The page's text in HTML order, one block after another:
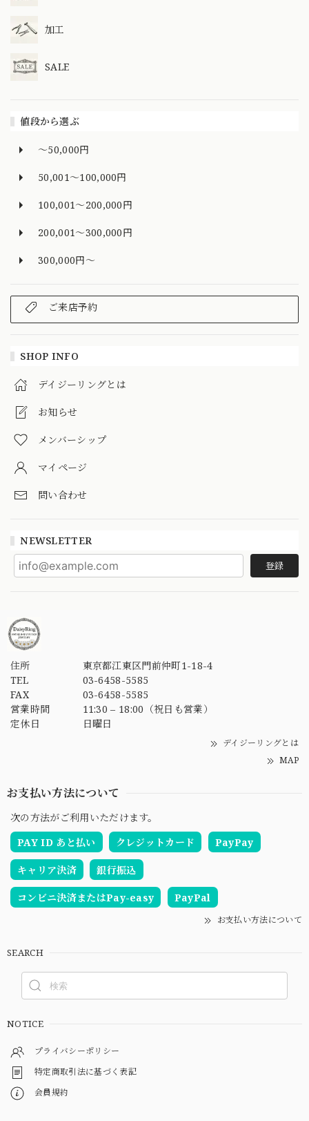
加工
SALE
値段から選ぶ
～50,000円
50,001～100,000円
100,001～200,000円
200,001～300,000円
300,000円～
ご来店予約
SHOP INFO
デイジーリングとは
お知らせ
メンバーシップ
マイページ
問い合わせ
NEWSLETTER
登録
住所
東京都江東区門前仲町1-18-4
TEL
03-6458-5585
FAX
03-6458-5585
営業時間
11:30 – 18:00（祝日も営業）
定休日
日曜日
デイジーリングとは
MAP
お支払い方法について
次の方法がご利用いただけます。
PAY ID あと払い
クレジットカード PayPay
キャリア決済 銀行振込
コンビニ決済またはPay-easy PayPal
お支払い方法について
SEARCH
NOTICE
プライバシーポリシー
特定商取引法に基づく表記
会員規約